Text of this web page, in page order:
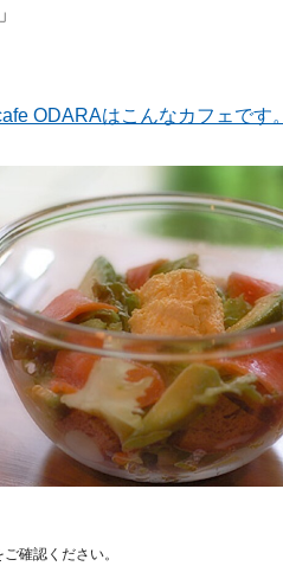
ODARAはこんなカフェです。
確認ください。